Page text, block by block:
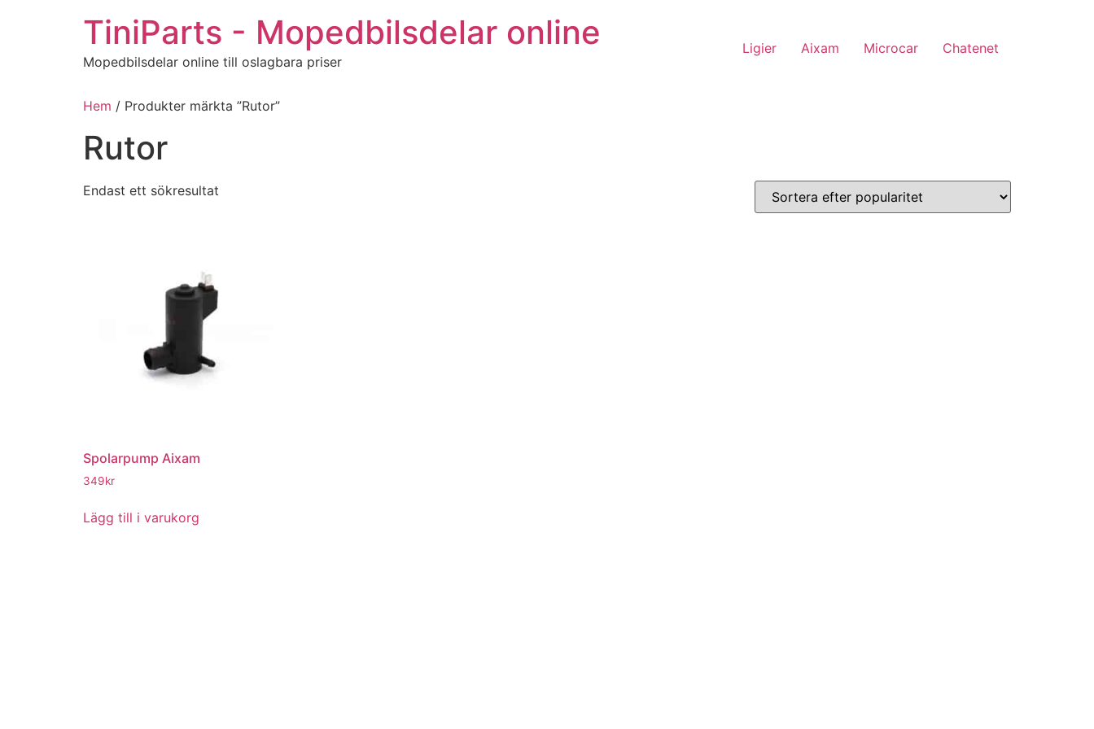
TiniParts - Mopedbilsdelar online
Mopedbilsdelar online till oslagbara priser
Ligier Aixam Microcar Chatenet
Hem / Produkter märkta ”Rutor”
Rutor
Endast ett sökresultat
Spolarpump Aixam
349kr
Lägg till i varukorg